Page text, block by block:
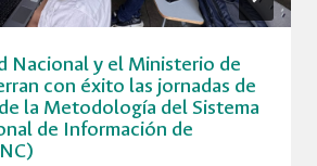
Nacional y el Ministerio de
con éxito las jornadas de
la Metodología del Sistema
de Información de